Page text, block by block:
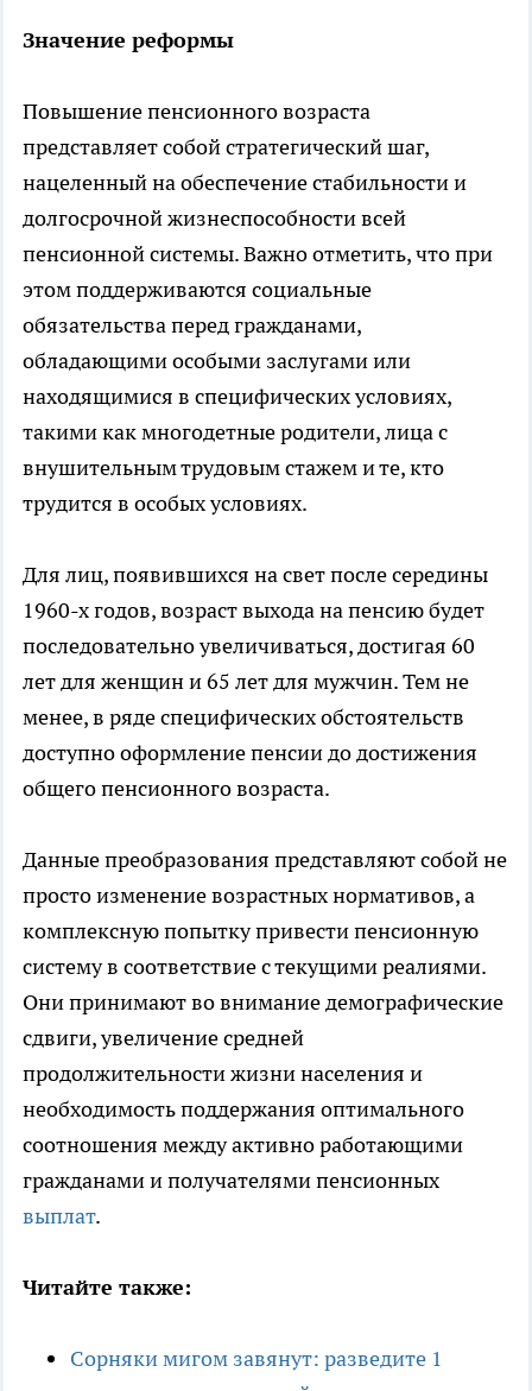
Значение реформы
Повышение пенсионного возраста
представляет собой стратегический шаг,
нацеленный на обеспечение стабильности и
долгосрочной жизнеспособности всей
пенсионной системы. Важно отметить, что при
этом поддерживаются социальные
обязательства перед гражданами,
обладающими особыми заслугами или
находящимися в специфических условиях,
такими как многодетные родители, лица с
внушительным трудовым стажем и те, кто
трудится в особых условиях.
Для лиц, появившихся на свет после середины
1960-х годов, возраст выхода на пенсию будет
последовательно увеличиваться, достигая 60
лет для женщин и 65 лет для мужчин. Тем не
менее, в ряде специфических обстоятельств
доступно оформление пенсии до достижения
общего пенсионного возраста.
Данные преобразования представляют собой не
просто изменение возрастных нормативов, а
комплексную попытку привести пенсионную
систему в соответствие с текущими реалиями.
Они принимают во внимание демографические
сдвиги, увеличение средней
продолжительности жизни населения и
необходимость поддержания оптимального
соотношения между активно работающими
гражданами и получателями пенсионных
выплат.
Читайте также:
Сорняки мигом завянут: разведите 1